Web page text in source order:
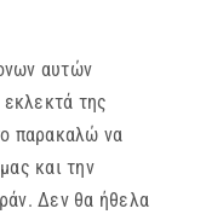
αυτών
εκλεκτά της
παρακαλώ να
και την
Δεν θα ήθελα